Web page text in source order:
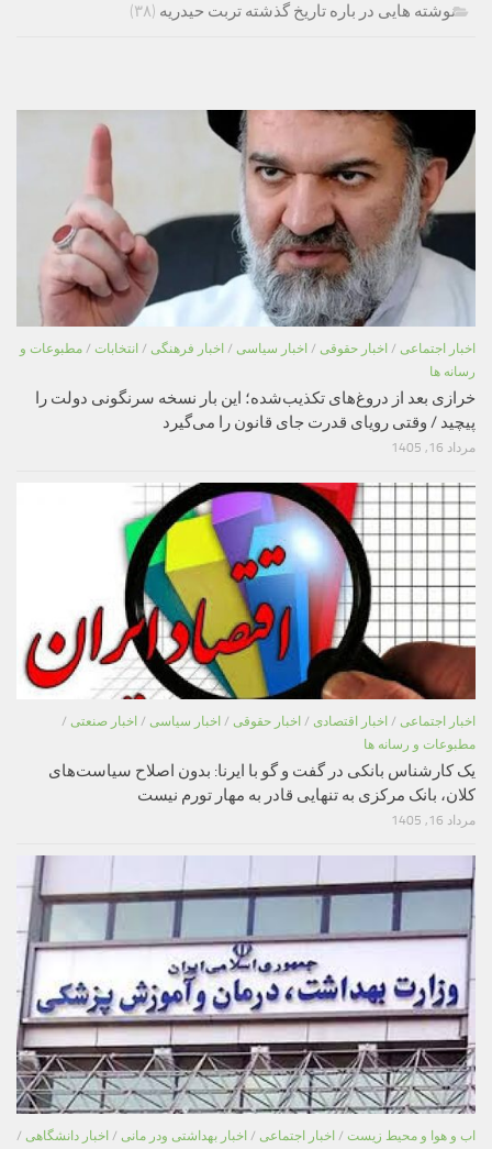
نوشته هایی در باره تاریخ گذشته تربت حیدریه (۳۸)
اخبار اجتماعی / اخبار حقوقی / اخبار سیاسی / اخبار فرهنگی / انتخابات / مطبوعات و
رسانه ها
خرازی بعد از دروغ‌های تکذیب‌شده؛ این بار نسخه سرنگونی دولت را
پیچید / وقتی رویای قدرت جای قانون را می‌گیرد
مرداد 16, 1405
اخبار اجتماعی / اخبار اقتصادی / اخبار حقوقی / اخبار سیاسی / اخبار صنعتی /
مطبوعات و رسانه ها
یک کارشناس بانکی در گفت و گو با ایرنا: بدون اصلاح سیاست‌های
کلان، بانک مرکزی به تنهایی قادر به مهار تورم نیست
مرداد 16, 1405
اب و هوا و محیط زیست / اخبار اجتماعی / اخبار بهداشتی ودر مانی / اخبار دانشگاهی /